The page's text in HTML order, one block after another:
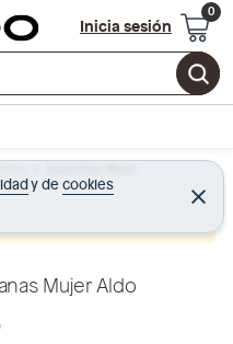
Inicia sesión
e
r
c
B
r
yde cookies C
e
r
Zapatillas Mujer
Mujer Aldo